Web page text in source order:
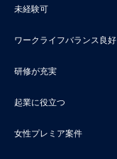
未経験可
ワークライフバランス良好
研修が充実
起業に役立つ
女性プレミア案件